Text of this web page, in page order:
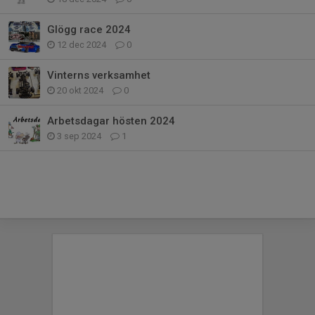
Glögg race 2024
12 dec 2024 0
Vinterns verksamhet
20 okt 2024 0
Arbetsdagar hösten 2024
3 sep 2024 1